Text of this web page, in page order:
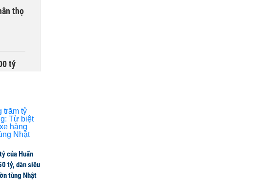
thọ
tỷ
của Huấn
tỷ, dàn siêu
tùng Nhật